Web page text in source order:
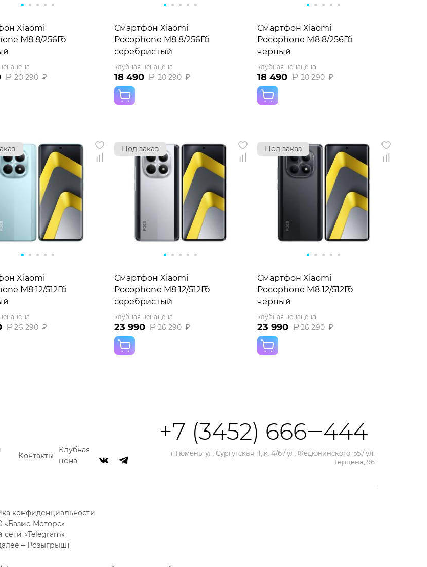
Xiaomi
M8 8/256Гб
₽
цена
20 290 ₽
Смартфон Xiaomi
Pocophone M8 8/256Гб
серебристый
клубная цена
18 490 ₽
цена
20 290 ₽
Смартфон Xiaomi
Pocophone M8 8/256Гб
черный
клубная цена
18 490 ₽
цена
20 290 ₽
Xiaomi
M8 12/512Гб
₽
цена
26 290 ₽
Под заказ
Смартфон Xiaomi
Pocophone M8 12/512Гб
серебристый
клубная цена
23 990 ₽
цена
26 290 ₽
Под заказ
Смартфон Xiaomi
Pocophone M8 12/512Гб
черный
клубная цена
23 990 ₽
цена
26 290 ₽
Контакты
Клубная
цена
+7 (3452) 666‒444
г.Тюмень, ул. Сургутская 11, к. 4/6 / ул. Федюнинского, 55 / ул.
Герцена, 96
конфиденциальности
Моторс»
«Telegram»
– Розыгрыш)